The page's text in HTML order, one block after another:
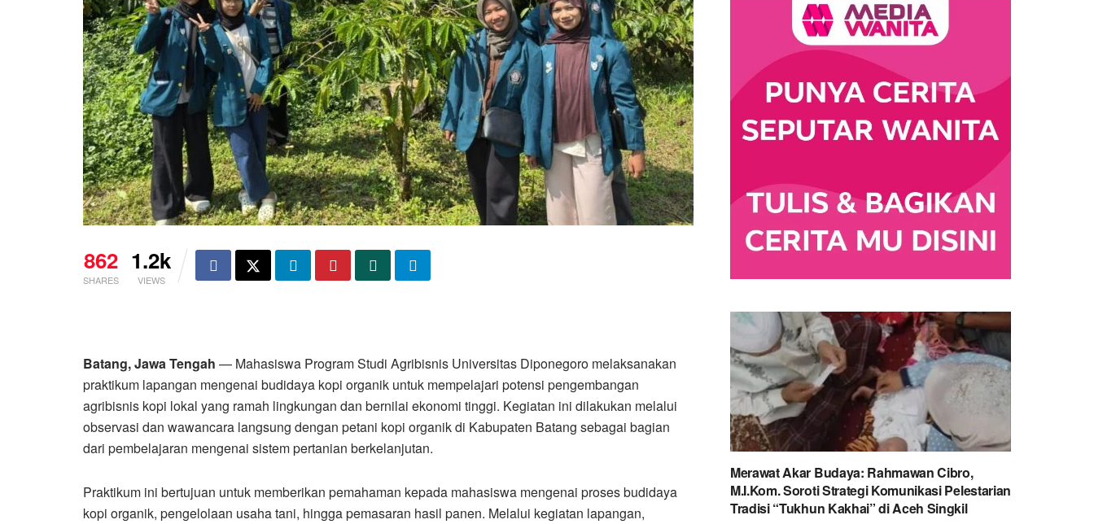
862
SHARES
1.2k
VIEWS
Batang, Jawa Tengah — Mahasiswa Program Studi Agribisnis Universitas Diponegoro melaksanakan
praktikum lapangan mengenai budidaya kopi organik untuk mempelajari potensi pengembangan
agribisnis kopi lokal yang ramah lingkungan dan bernilai ekonomi tinggi. Kegiatan ini dilakukan melalui
observasi dan wawancara langsung dengan petani kopi organik di Kabupaten Batang sebagai bagian
dari pembelajaran mengenai sistem pertanian berkelanjutan.
Praktikum ini bertujuan untuk memberikan pemahaman kepada mahasiswa mengenai proses budidaya
kopi organik, pengelolaan usaha tani, hingga pemasaran hasil panen. Melalui kegiatan lapangan,
Merawat Akar Budaya: Rahmawan Cibro,
M.I.Kom. Soroti Strategi Komunikasi Pelestarian
Tradisi “Tukhun Kakhai” di Aceh Singkil